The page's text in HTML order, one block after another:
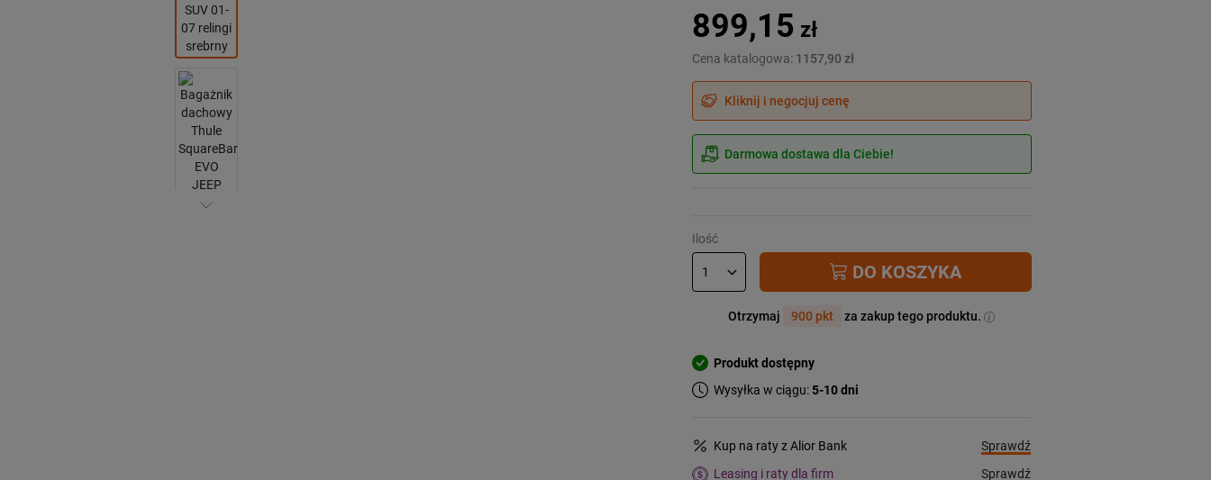
899,15 zł
Cena katalogowa: 1157,90 zł
Kliknij i negocjuj cenę
Darmowa dostawa dla Ciebie!
Ilość
DO KOSZYKA
Otrzymaj 900 pkt za zakup tego produktu.
Produkt dostępny
Wysyłka w ciągu:5-10 dni
Kup na raty z Alior Bank
Sprawdź
Leasing i raty dla firm
Sprawdź